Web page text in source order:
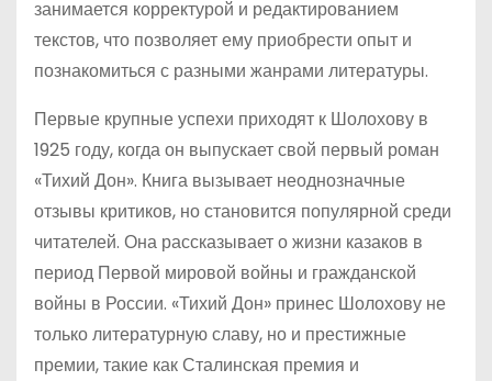
занимается корректурой и редактированием
текстов, что позволяет ему приобрести опыт и
познакомиться с разными жанрами литературы.
Первые крупные успехи приходят к Шолохову в
1925 году, когда он выпускает свой первый роман
«Тихий Дон». Книга вызывает неоднозначные
отзывы критиков, но становится популярной среди
читателей. Она рассказывает о жизни казаков в
период Первой мировой войны и гражданской
войны в России. «Тихий Дон» принес Шолохову не
только литературную славу, но и престижные
премии, такие как Сталинская премия и